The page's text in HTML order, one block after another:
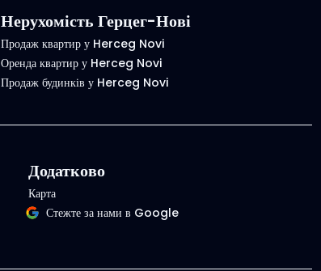
Нерухомість Герцег-Нові
Продаж квартир у Herceg Novi
Оренда квартир у Herceg Novi
Продаж будинків у Herceg Novi
Додатково
Карта
Стежте за нами в Google